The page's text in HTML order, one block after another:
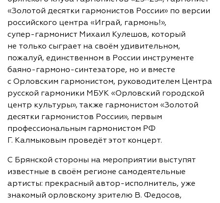
«Золотой десятки гармонистов России» по версии
российского центра «Играй, гармонь!»,
супер-гармонист Михаил Кулешов, который
не только сыграет на своём удивительном,
пожалуй, единственном в России инструменте
баяно-гармоно-синтезаторе, но и вместе
с Орловским гармонистом, руководителем Центра
русской гармоники МБУК «Орловский городской
центр культуры», также гармонистом «Золотой
десятки гармонистов России», первым
профессиональным гармонистом РФ
Г. Калмыковым проведёт этот концерт.
С Брянской стороны на мероприятии выступят
известные в своём регионе самодеятельные
артисты: прекрасный автор-исполнитель, уже
знакомый орловскому зрителю В. Федосов,